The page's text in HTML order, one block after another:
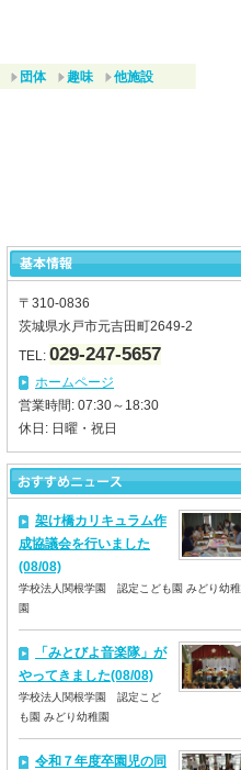
団体 趣味 他施設
〒310-0836
茨城県水戸市元吉田町2649-2
TEL: 029-247-5657
ホームページ
営業時間: 07:30～18:30
休日: 日曜・祝日
架け橋カリキュラム作
成協議会を行いました
(08/08)
学校法人関根学園 認定こども園 みどり幼稚
園
「みとびよ音楽隊」が
やってきました(08/08)
学校法人関根学園 認定こど
も園 みどり幼稚園
令和７年度卒園児の同